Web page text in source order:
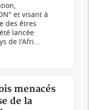
et visant à
des êtres
lancée
de l'Afri...
menacés
de la